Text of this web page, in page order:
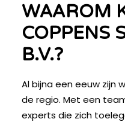
WAAROM
COPPENS
B.V.?
Al bijna een eeuw zijn
de regio. Met een
experts die zich